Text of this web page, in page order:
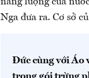
năng lượng của
Nga đưa ra. Cơ sở
Đức cùng với Áo